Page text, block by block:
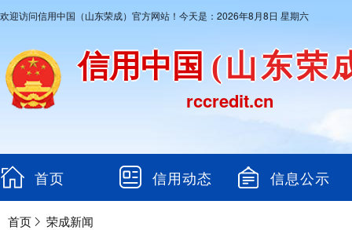
欢迎访问信用中国（山东荣成）官方网站！今天是：2026年8月8日 星期六
信用中国 (山东荣
rccredit.cn
首页 信用动态 信息公示
首页 荣成新闻